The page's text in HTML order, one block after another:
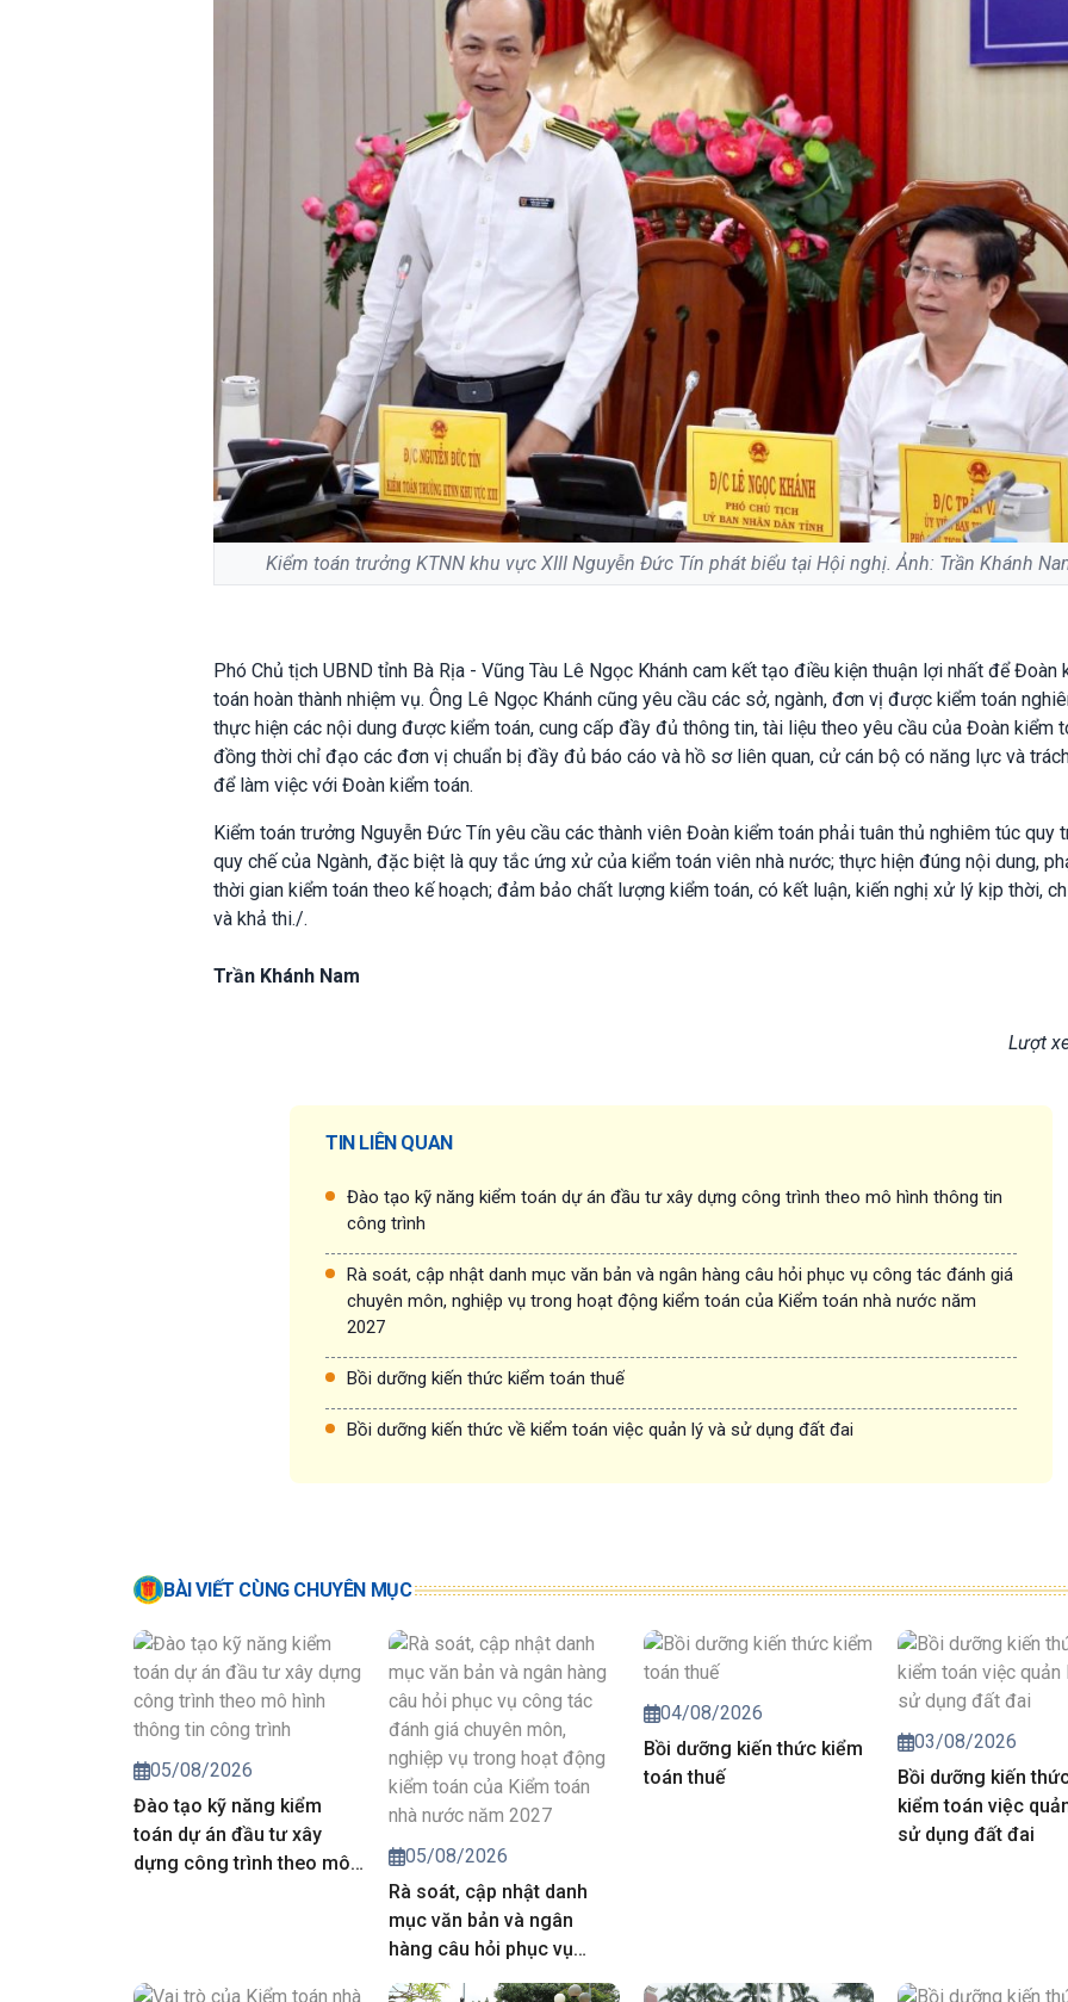
Kiểm toán trưởng KTNN khu vực XIII Nguyễn Đức Tín phát biểu tại Hội nghị. Ảnh: Trần Khánh
Phó Chủ tịch UBND tỉnh Bà Rịa - Vũng Tàu Lê Ngọc Khánh cam kết tạo điều kiện thuận lợi nhất để Đoàn
toán hoàn thành nhiệm vụ. Ông Lê Ngọc Khánh cũng yêu cầu các sở, ngành, đơn vị được kiểm toán
thực hiện các nội dung được kiểm toán, cung cấp đầy đủ thông tin, tài liệu theo yêu cầu của Đoàn kiểm
đồng thời chỉ đạo các đơn vị chuẩn bị đầy đủ báo cáo và hồ sơ liên quan, cử cán bộ có năng lực và
để làm việc với Đoàn kiểm toán.
Kiểm toán trưởng Nguyễn Đức Tín yêu cầu các thành viên Đoàn kiểm toán phải tuân thủ nghiêm túc quy
quy chế của Ngành, đặc biệt là quy tắc ứng xử của kiểm toán viên nhà nước; thực hiện đúng nội dung,
thời gian kiểm toán theo kế hoạch; đảm bảo chất lượng kiểm toán, có kết luận, kiến nghị xử lý kịp thời,
và khả thi./.
Trần Khánh Nam
Lượt
TIN LIÊN QUAN
Đào tạo kỹ năng kiểm toán dự án đầu tư xây dựng công trình theo mô hình thông tin
công trình
Rà soát, cập nhật danh mục văn bản và ngân hàng câu hỏi phục vụ công tác đánh giá
chuyên môn, nghiệp vụ trong hoạt động kiểm toán của Kiểm toán nhà nước năm
2027
Bồi dưỡng kiến thức kiểm toán thuế
Bồi dưỡng kiến thức về kiểm toán việc quản lý và sử dụng đất đai
BÀI VIẾT CÙNG CHUYÊN MỤC
05/08/2026
Đào tạo kỹ năng kiểm
toán dự án đầu tư xây
dựng công trình theo mô
05/08/2026
Rà soát, cập nhật danh
mục văn bản và ngân
hàng câu hỏi phục vụ
công tác đánh giá chuyên
04/08/2026
Bồi dưỡng kiến thức kiểm
toán thuế
03/08/2026
Bồi dưỡng kiến
kiểm toán việc
sử dụng đất đai